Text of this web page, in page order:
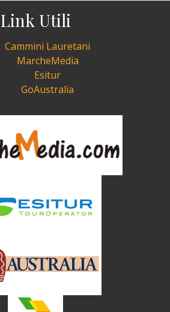
Link Utili
Cammini Lauretani
MarcheMedia
Esitur
GoAustralia